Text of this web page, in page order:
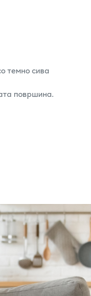
темно сива
површина.